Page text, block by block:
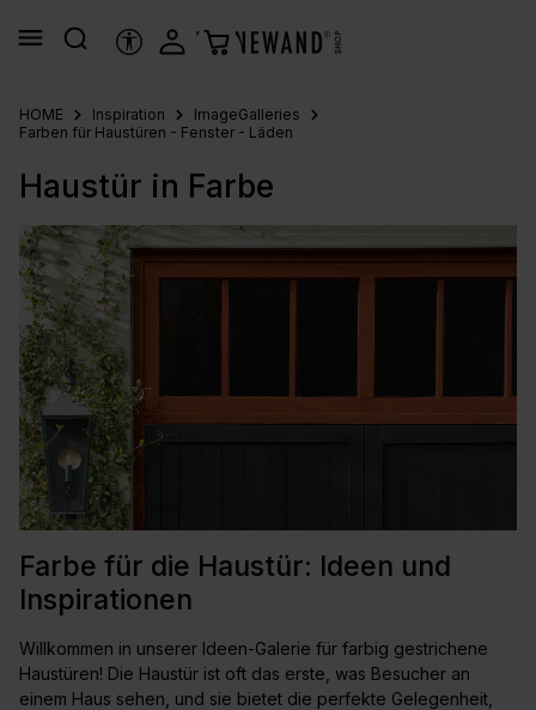
springen
HILFSTOOLS
HOME Inspiration
ImageGalleries
Farben für Haustüren - Fenster - Läden
Haustür in Farbe
Farbe für die Haustür: Ideen und
Inspirationen
Willkommen in unserer Ideen-Galerie für farbig gestrichene
Haustüren! Die Haustür ist oft das erste, was Besucher an
einem Haus sehen, und sie bietet die perfekte Gelegenheit,